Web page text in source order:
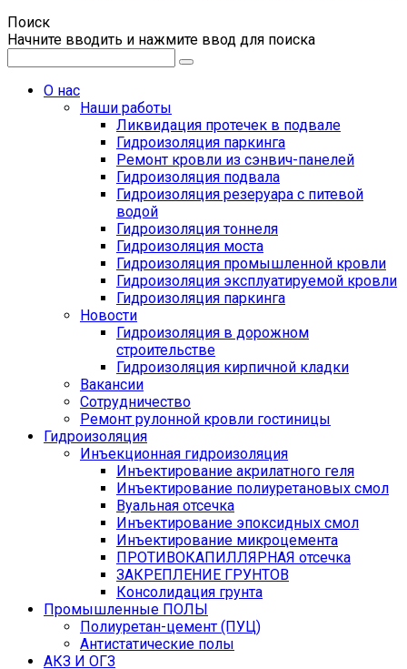
Поиск
Начните вводить и нажмите ввод для поиска
О нас
Наши работы
Ликвидация протечек в подвале
Гидроизоляция паркинга
Ремонт кровли из сэнвич-панелей
Гидроизоляция подвала
Гидроизоляция резеруара с питевой
водой
Гидроизоляция тоннеля
Гидроизоляция моста
Гидроизоляция промышленной кровли
Гидроизоляция эксплуатируемой кровли
Гидроизоляция паркинга
Новости
Гидроизоляция в дорожном
строительстве
Гидроизоляция кирпичной кладки
Вакансии
Сотрудничество
Ремонт рулонной кровли гостиницы
Гидроизоляция
Инъекционная гидроизоляция
Инъектирование акрилатного геля
Инъектирование полиуретановых смол
Вуальная отсечка
Инъектирование эпоксидных смол
Инъектирование микроцемента
ПРОТИВОКАПИЛЛЯРНАЯ отсечка
ЗАКРЕПЛЕНИЕ ГРУНТОВ
Консолидация грунта
Промышленные ПОЛЫ
Полиуретан-цемент (ПУЦ)
Антистатические полы
АКЗ И ОГЗ